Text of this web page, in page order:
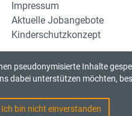
pseudonymisierte Inhalte
dabei unterstützen möchten,
Ich bin nicht einverstanden
Impressum
Aktuelle Jobangebote
Kinderschutzkonzept